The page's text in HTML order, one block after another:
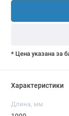
* Цена указана за
Характеристики
Длина, мм